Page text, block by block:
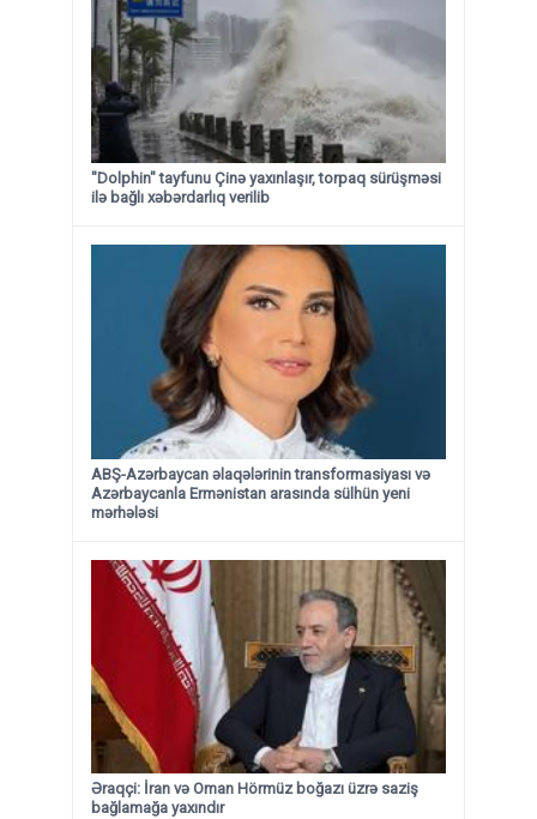
"Dolphin" tayfunu Çinə yaxınlaşır, torpaq sürüşməsi
ilə bağlı xəbərdarlıq verilib
ABŞ-Azərbaycan əlaqələrinin transformasiyası və
Azərbaycanla Ermənistan arasında sülhün yeni
mərhələsi
Əraqçi: İran və Oman Hörmüz boğazı üzrə saziş
bağlamağa yaxındır